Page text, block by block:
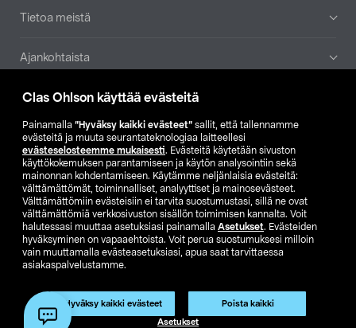
Clas Ohlson käyttää evästeitä
Painamalla ”Hyväksy kaikki evästeet” sallit, että tallennamme
evästeitä ja muuta seurantateknologiaa laitteellesi
evästeselosteemme mukaisesti. Evästeitä käytetään sivuston
käyttökokemuksen parantamiseen ja käytön analysointiin sekä
mainonnan kohdentamiseen. Käytämme neljänlaisia evästeitä:
välttämättömät, toiminnalliset, analyyttiset ja mainosevästeet.
Välttämättömiin evästeisiin ei tarvita suostumustasi, sillä ne ovat
välttämättömiä verkkosivuston sisällön toimimisen kannalta. Voit
halutessasi muuttaa asetuksiasi painamalla Asetukset. Evästeiden
hyväksyminen on vapaaehtoista. Voit perua suostumuksesi milloin
vain muuttamalla evästeasetuksiasi, apua saat tarvittaessa
asiakaspalvelustamme.
Hyväksy kaikki evästeet Poista kaikki
Asetukset
Tietoa meistä
Ajankohtaista
Muut yrityksemme
Etsi myymälä
SE NO FI
FI SV
Club Clas Ostoehdot
Tietosuojaseloste
Näytä hinnat ilman ALV:a